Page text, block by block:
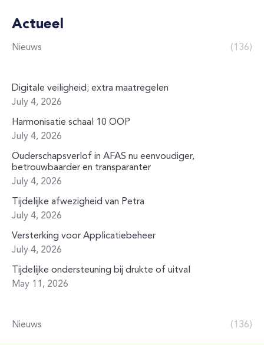
Actueel
Nieuws (136)
Digitale veiligheid; extra maatregelen
July 4, 2026
Harmonisatie schaal 10 OOP
July 4, 2026
Ouderschapsverlof in AFAS nu eenvoudiger,
betrouwbaarder en transparanter
July 4, 2026
Tijdelijke afwezigheid van Petra
July 4, 2026
Versterking voor Applicatiebeheer
July 4, 2026
Tijdelijke ondersteuning bij drukte of uitval
May 11, 2026
Nieuws (136)